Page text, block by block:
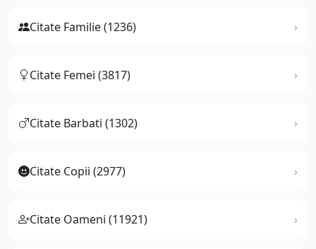
Citate Familie (1236)
Citate Femei (3817)
Citate Barbati (1302)
Citate Copii (2977)
Citate Oameni (11921)